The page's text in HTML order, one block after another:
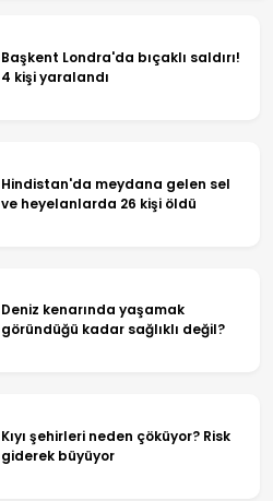
Başkent Londra'da bıçaklı saldırı!
4 kişi yaralandı
Hindistan'da meydana gelen sel
ve heyelanlarda 26 kişi öldü
Deniz kenarında yaşamak
göründüğü kadar sağlıklı değil?
Kıyı şehirleri neden çöküyor? Risk
giderek büyüyor